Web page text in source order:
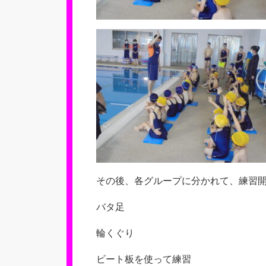
その後、各グループに分かれて、練習
バタ足
輪くぐり
ビート板を使って練習